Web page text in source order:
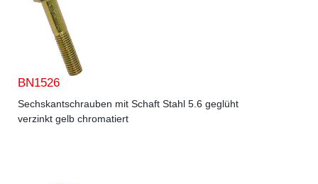
BN1526
Sechskantschrauben mit Schaft Stahl 5.6 geglüht
verzinkt gelb chromatiert